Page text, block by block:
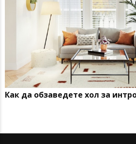
Как да обзаведете хол за